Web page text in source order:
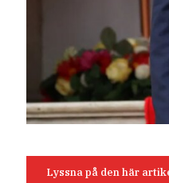
Lyssna på den här